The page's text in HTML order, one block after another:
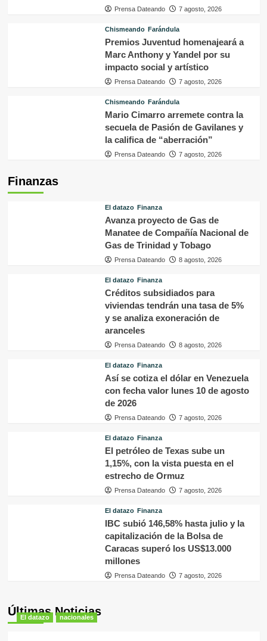
Prensa Dateando 7 agosto, 2026
Chismeando Farándula
Premios Juventud homenajeará a
Marc Anthony y Yandel por su
impacto social y artístico
Prensa Dateando 7 agosto, 2026
Chismeando Farándula
Mario Cimarro arremete contra la
secuela de Pasión de Gavilanes y
la califica de “aberración”
Prensa Dateando 7 agosto, 2026
Finanzas
El datazo Finanza
Avanza proyecto de Gas de
Manatee de Compañía Nacional de
Gas de Trinidad y Tobago
Prensa Dateando 8 agosto, 2026
El datazo Finanza
Créditos subsidiados para
viviendas tendrán una tasa de 5%
y se analiza exoneración de
aranceles
Prensa Dateando 8 agosto, 2026
El datazo Finanza
Así se cotiza el dólar en Venezuela
con fecha valor lunes 10 de agosto
de 2026
Prensa Dateando 7 agosto, 2026
El datazo Finanza
El petróleo de Texas sube un
1,15%, con la vista puesta en el
estrecho de Ormuz
Prensa Dateando 7 agosto, 2026
El datazo Finanza
IBC subió 146,58% hasta julio y la
capitalización de la Bolsa de
Caracas superó los US$13.000
millones
Prensa Dateando 7 agosto, 2026
Últimas Noticias
El datazo nacionales